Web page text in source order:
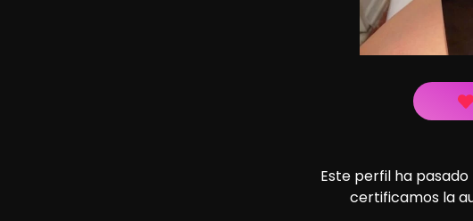
Este perfil ha
certificamos la